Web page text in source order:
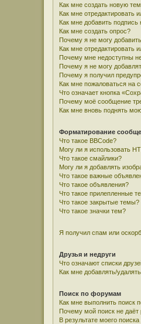
Как мне создать новую
Как мне отредактировать
Как мне добавить
Как мне создать опрос?
Почему я не могу
Как мне отредактировать
Почему мне недоступны
Почему я не могу
Почему я получил
Как мне пожаловаться на
Что означает кнопка
Почему моё сообщение
Как мне вновь поднять
Форматирование
Что такое BBCode?
Могу ли я использовать
Что такое смайлики?
Могу ли я добавлять
Что такое важные
Что такое объявления?
Что такое прилепленные
Что такое закрытые темы?
Что такое значки тем?
Я получил спам или
Друзья и недруги
Что означают списки
Как мне добавлять/
Поиск по форумам
Как мне выполнить
Почему мой поиск не даёт
В результате моего